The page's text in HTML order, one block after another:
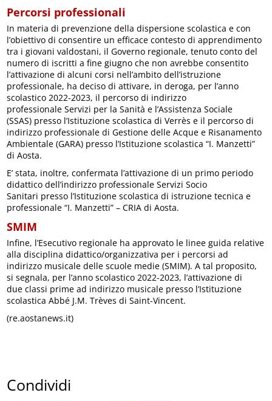
Percorsi professionali
In materia di prevenzione della dispersione scolastica e con
l’obiettivo di consentire un efficace contesto di apprendimento
tra i giovani valdostani, il Governo regionale, tenuto conto del
numero di iscritti a fine giugno che non avrebbe consentito
l’attivazione di alcuni corsi nell’ambito dell’istruzione
professionale, ha deciso di attivare, in deroga, per l’anno
scolastico 2022-2023, il percorso di indirizzo
professionale Servizi per la Sanità e l’Assistenza Sociale
(SSAS) presso l’Istituzione scolastica di Verrès e il percorso di
indirizzo professionale di Gestione delle Acque e Risanamento
Ambientale (GARA) presso l’Istituzione scolastica “I. Manzetti”
di Aosta.
E’ stata, inoltre, confermata l’attivazione di un primo periodo
didattico dell’indirizzo professionale Servizi Socio
Sanitari presso l’Istituzione scolastica di istruzione tecnica e
professionale “I. Manzetti” – CRIA di Aosta.
SMIM
Infine, l’Esecutivo regionale ha approvato le linee guida relative
alla disciplina didattico/organizzativa per i percorsi ad
indirizzo musicale delle scuole medie (SMIM). A tal proposito,
si segnala, per l’anno scolastico 2022-2023, l’attivazione di
due classi prime ad indirizzo musicale presso l’Istituzione
scolastica Abbé J.M. Trèves di Saint-Vincent.
(re.aostanews.it)
Condividi